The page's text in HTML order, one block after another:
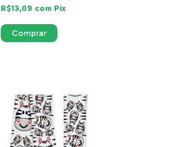
R$13,09 com Pix